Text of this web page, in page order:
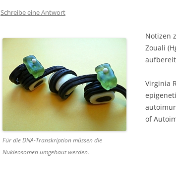
Schreibe eine Antwort
Für die DNA-Transkription müssen die
Nukleosomen umgebaut werden.
Notizen
Zouali
Virginia
of